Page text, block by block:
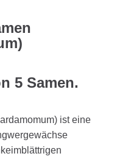
5 Samen.
ist eine